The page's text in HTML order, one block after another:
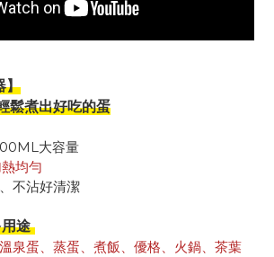
】
鬆煮出好吃的蛋
大容量
均勻
不沾好清潔
用途
泉蛋、蒸蛋、煮飯、優格、火鍋、茶葉